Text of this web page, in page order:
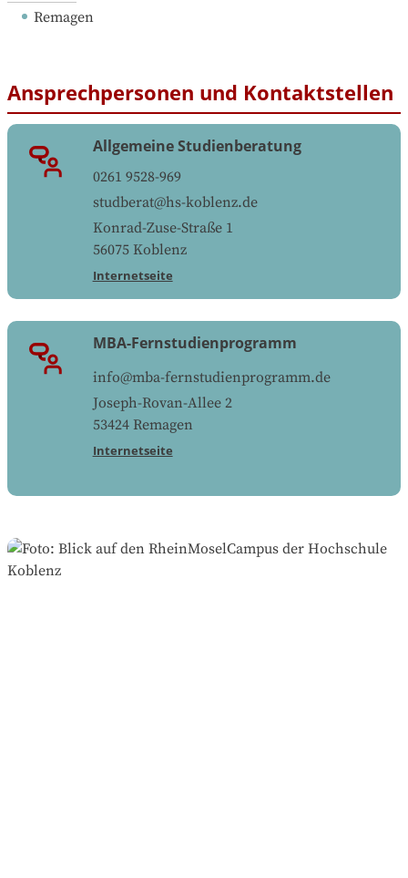
Remagen
Ansprechpersonen und Kontaktstellen
Allgemeine Studienberatung
0261 9528-969
studberat@hs-koblenz.de
Konrad-Zuse-Straße 1
56075 Koblenz
Internetseite
MBA-Fernstudienprogramm
info@mba-fernstudienprogramm.de
Joseph-Rovan-Allee 2
53424 Remagen
Internetseite